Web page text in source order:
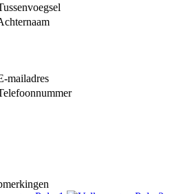
mailadres